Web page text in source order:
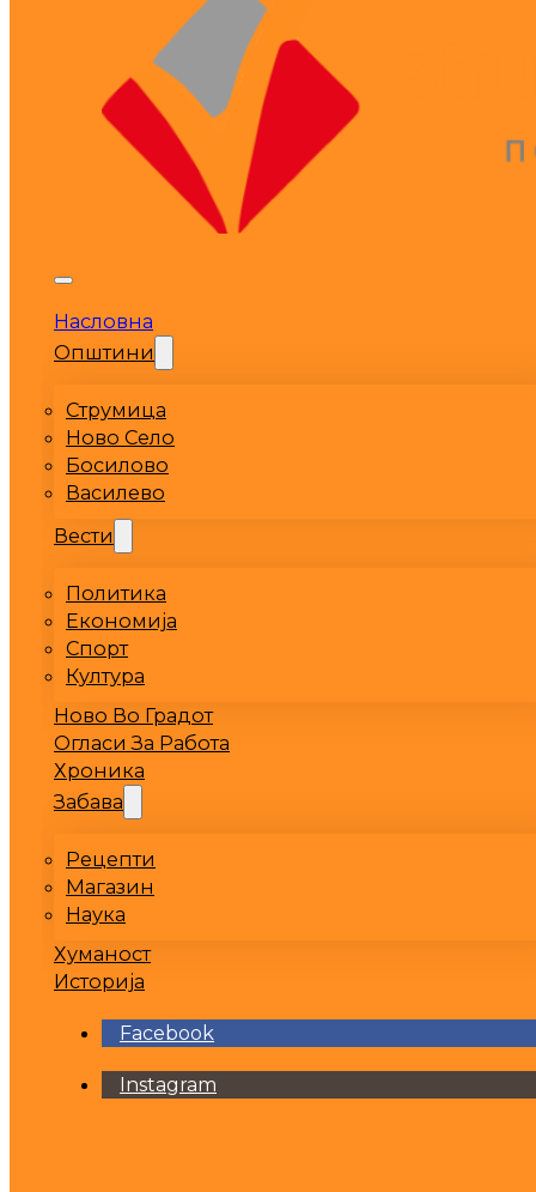
Насловна
Општини
Струмица
Ново Село
Босилово
Василево
Вести
Политика
Економија
Спорт
Култура
Ново Во Градот
Огласи За Работа
Хроника
Забава
Рецепти
Магазин
Наука
Хуманост
Историја
Facebook
Instagram